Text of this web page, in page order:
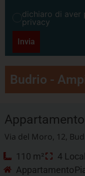
dichiaro di aver
privacy
Invia
Budrio -
Via del Moro, 12,
110 m² 4
Appartamento